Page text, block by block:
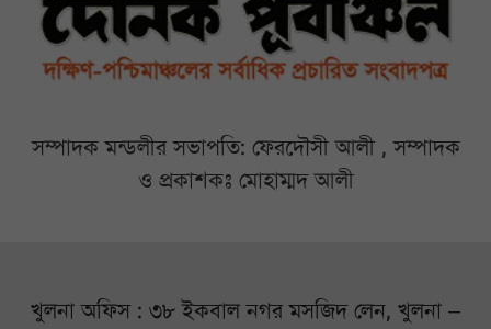
সম্পাদক মন্ডলীর সভাপতি: ফেরদৌসী আলী , সম্পাদক
ও প্রকাশকঃ মোহাম্মদ আলী
খুলনা অফিস : ৩৮ ইকবাল নগর মসজিদ লেন, খুলনা –